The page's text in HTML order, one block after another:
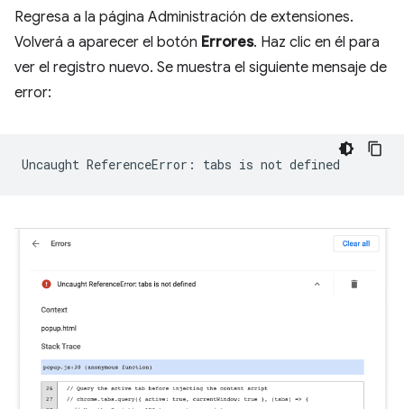
Regresa a la página Administración de extensiones.
Volverá a aparecer el botón Errores. Haz clic en él para
ver el registro nuevo. Se muestra el siguiente mensaje de
error: